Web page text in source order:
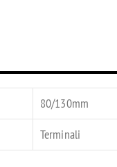
80/130mm
Terminali
manifestazioni,
magazzini,
allevamenti.